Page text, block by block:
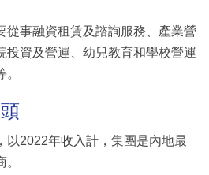
從事融資租賃及諮詢服務、產業營
投資及營運、幼兒教育和學校營運
以2022年收入計，集團是內地最